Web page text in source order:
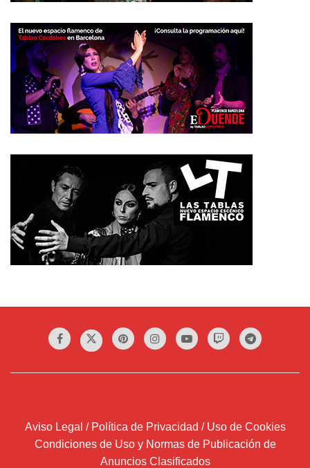
Aviso Legal / Política de Privacidad / Uso de Cookies
Condiciones de Uso y Normas de Publicación de
Anuncios Clasificados